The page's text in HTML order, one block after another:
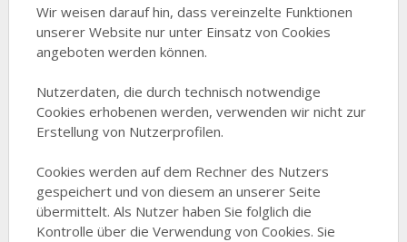
Wir weisen darauf hin, dass vereinzelte Funktionen
unserer Website nur unter Einsatz von Cookies
angeboten werden können.
Nutzerdaten, die durch technisch notwendige
Cookies erhobenen werden, verwenden wir nicht zur
Erstellung von Nutzerprofilen.
Cookies werden auf dem Rechner des Nutzers
gespeichert und von diesem an unserer Seite
übermittelt. Als Nutzer haben Sie folglich die
Kontrolle über die Verwendung von Cookies. Sie